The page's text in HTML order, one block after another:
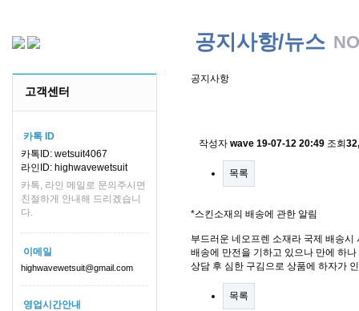
고객센터
카톡 ID
카톡ID: wetsuit4067
라인ID: highwavewetsuit
카톡, 라인 메일로 문의주시면
친절하게 안내해 드리겠습니
다.
이메일
highwavewetsuit@gmail.com
영업시간안내
공지사항/뉴스
공지사항
작성자 wave 19-07-12 20:49 조회
목록
*스킨소재의 배송에 관한 알림
부드러운 네오프렌 소재라 국제 배송
배송에 만전을 기하고 있으나 만에 하
상담 후 심한 구김으로 상품에 하자가
목록